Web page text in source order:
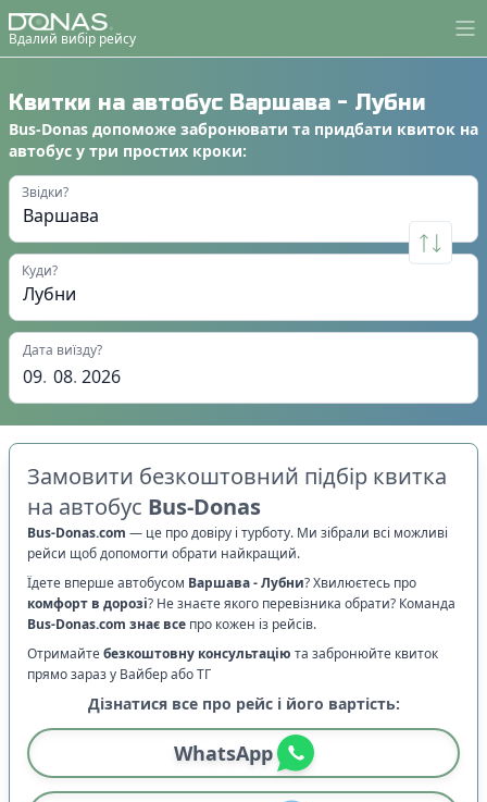
Вдалий вибір рейсу
Квитки на автобус Варшава - Лубни
Bus-Donas допоможе забронювати та придбати квиток на
автобус у три простих кроки:
Звідки?
Куди?
Дата виїзду?
09. 08. 2026
Замовити безкоштовний підбір квитка
на автобус Bus-Donas
Bus-Donas.com — це про довіру і турботу. Ми зібрали всі можливі
рейси щоб допомогти обрати найкращий.
Їдете вперше автобусом Варшава-Лубни? Хвилюєтесь про
комфорт в дорозі? Не знаєте якого перевізника обрати? Команда
Bus-Donas.com знає все про кожен із рейсів.
Отримайтебезкоштовну консультацію та забронюйте квиток
прямо зараз у Вайбер або ТГ
Дізнатися все про рейс і його вартість:
WhatsApp